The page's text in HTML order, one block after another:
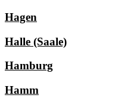
Hagen
Halle (Saale)
Hamburg
Hamm